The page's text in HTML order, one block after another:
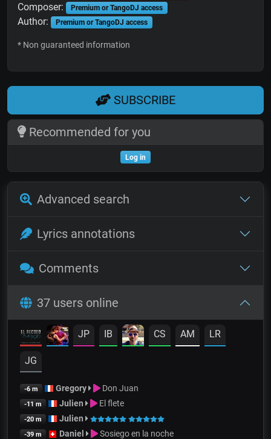
Composer: Premium or TangoDJ access
Author: Premium or TangoDJ access
* Non guaranteed information
SUBSCRIBE
Recommended for you
Log in
Advanced search
Lyrics annotations
Comments
37 users online
JP IB CS AM LR
JG
-6 m Gregory Don Juan
-11 m Julien El flete
-20 m Julien
-39 m Daniel Sosiego en la noche